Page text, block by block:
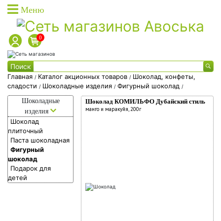
Меню
0
Каталог товаров
Каталог товаров доставки
Каталог акционных товаров
Собственная торговая марка
Собственное производство
Акции
Фишки на скидки
Социальные карты
О доставке
Вход в личный кабинет
Поиск
Главная / Каталог акционных товаров / Шоколад, конфеты,
сладости / Шоколадные изделия / Фигурный шоколад /
Шоколадные
изделия
Шоколад
плиточный
Паста шоколадная
Фигурный
шоколад
Подарок для
детей
Каталог
акционных
товаров
Шоколад КОМИЛЬФО Дубайский стиль
манго и маракуйя, 200г